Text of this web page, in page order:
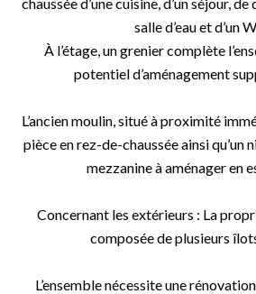
salle d’eau et d’un
À l’étage, un grenier complète
potentiel d’aménagement
L’ancien moulin, situé à proximité
pièce en rez-de-chaussée ainsi qu’un
mezzanine à aménager en
Concernant les extérieurs : La
composée de plusieurs
L’ensemble nécessite une